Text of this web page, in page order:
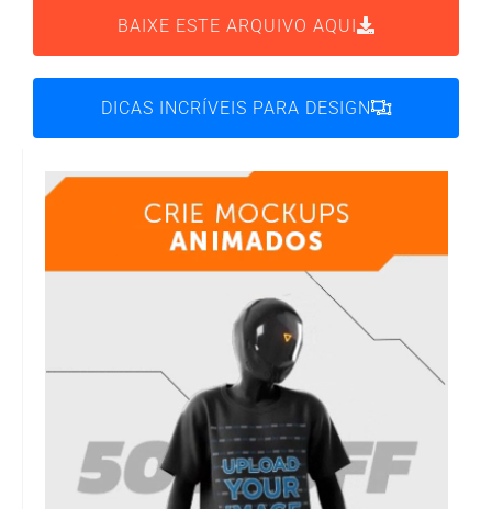
BAIXE ESTE ARQUIVO AQUI
DICAS INCRÍVEIS PARA DESIGN